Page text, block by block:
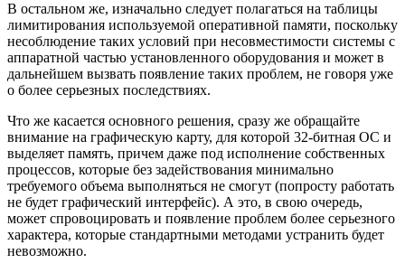
В остальном же, изначально следует полагаться на таблицы
лимитирования используемой оперативной памяти, поскольку
несоблюдение таких условий при несовместимости системы с
аппаратной частью установленного оборудования и может в
дальнейшем вызвать появление таких проблем, не говоря уже
о более серьезных последствиях.
Что же касается основного решения, сразу же обращайте
внимание на графическую карту, для которой 32-битная ОС и
выделяет память, причем даже под исполнение собственных
процессов, которые без задействования минимально
требуемого объема выполняться не смогут (попросту работать
не будет графический интерфейс). А это, в свою очередь,
может спровоцировать и появление проблем более серьезного
характера, которые стандартными методами устранить будет
невозможно.